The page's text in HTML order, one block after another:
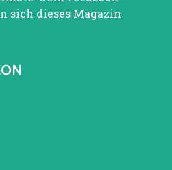
sich dieses Magazin